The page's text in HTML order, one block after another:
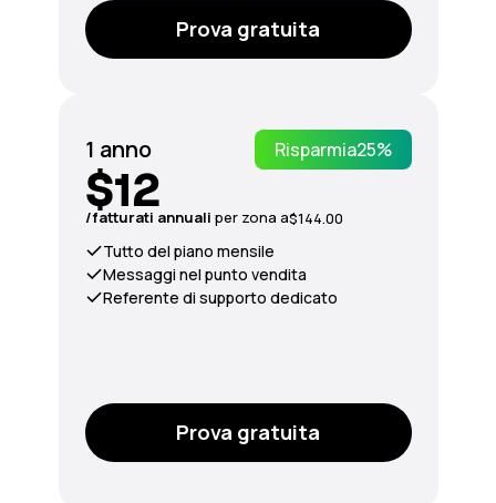
Prova gratuita
1 anno Risparmia25%
$12
/fatturati annuali per zona a$144.00
Tutto del piano mensile
Messaggi nel punto vendita
Referente di supporto dedicato
Prova gratuita